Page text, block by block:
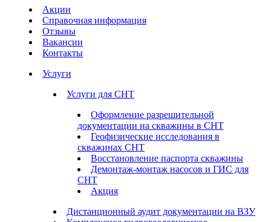
Акции
Справочная информация
Отзывы
Вакансии
Контакты
Услуги
Услуги для СНТ
Оформление разрешительной
документации на скважины в СНТ
Геофизические исследования в
скважинах СНТ
Восстановление паспорта скважины
Демонтаж-монтаж насосов и ГИС для
СНТ
Акция
Дистанционный аудит документации на ВЗУ